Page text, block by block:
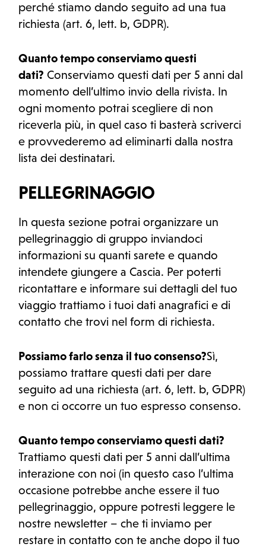
perché stiamo dando seguito ad una tua
richiesta (art. 6, lett. b, GDPR).
Quanto tempo conserviamo questi
dati? Conserviamo questi dati per 5 anni dal
momento dell’ultimo invio della rivista. In
ogni momento potrai scegliere di non
riceverla più, in quel caso ti basterà scriverci
e provvederemo ad eliminarti dalla nostra
lista dei destinatari.
PELLEGRINAGGIO
In questa sezione potrai organizzare un
pellegrinaggio di gruppo inviandoci
informazioni su quanti sarete e quando
intendete giungere a Cascia. Per poterti
ricontattare e informare sui dettagli del tuo
viaggio trattiamo i tuoi dati anagrafici e di
contatto che trovi nel form di richiesta.
Possiamo farlo senza il tuo consenso?Sì,
possiamo trattare questi dati per dare
seguito ad una richiesta (art. 6, lett. b, GDPR)
e non ci occorre un tuo espresso consenso.
Quanto tempo conserviamo questi dati?
Trattiamo questi dati per 5 anni dall’ultima
interazione con noi (in questo caso l’ultima
occasione potrebbe anche essere il tuo
pellegrinaggio, oppure potresti leggere le
nostre newsletter – che ti inviamo per
restare in contatto con te anche dopo il tuo